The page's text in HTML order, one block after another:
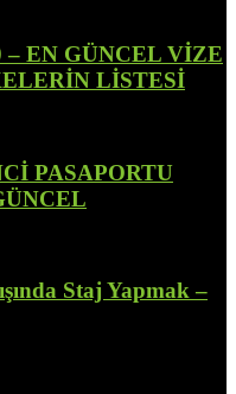
– EN GÜNCEL VİZE
LİSTESİ
PASAPORTU
Staj Yapmak –